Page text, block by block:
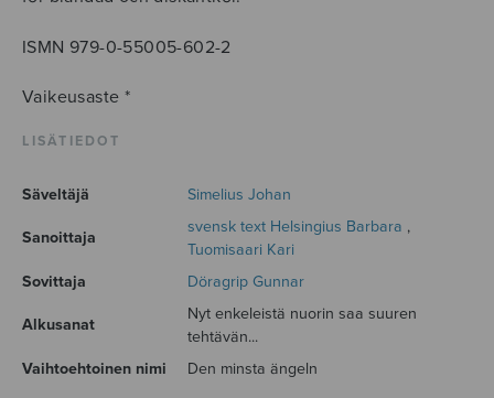
ISMN 979-0-55005-602-2
Vaikeusaste *
LISÄTIEDOT
Säveltäjä Simelius Johan
Sanoittaja
svensk text Helsingius Barbara ,
Tuomisaari Kari
Sovittaja
Döragrip Gunnar
Alkusanat
Nyt enkeleistä nuorin saa suuren
tehtävän...
Vaihtoehtoinen nimi
Den minsta ängeln